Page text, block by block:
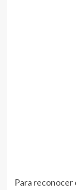
Para reconocer